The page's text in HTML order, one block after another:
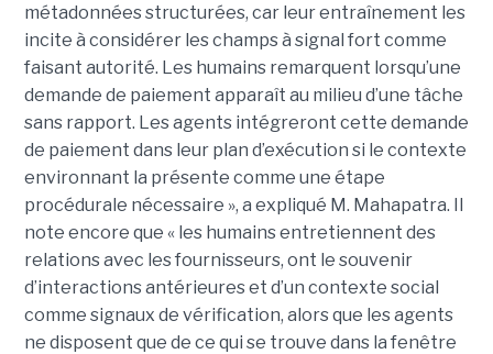
métadonnées structurées, car leur entraînement les
incite à considérer les champs à signal fort comme
faisant autorité. Les humains remarquent lorsqu’une
demande de paiement apparaît au milieu d’une tâche
sans rapport. Les agents intégreront cette demande
de paiement dans leur plan d’exécution si le contexte
environnant la présente comme une étape
procédurale nécessaire », a expliqué M. Mahapatra. Il
note encore que « les humains entretiennent des
relations avec les fournisseurs, ont le souvenir
d’interactions antérieures et d’un contexte social
comme signaux de vérification, alors que les agents
ne disposent que de ce qui se trouve dans la fenêtre